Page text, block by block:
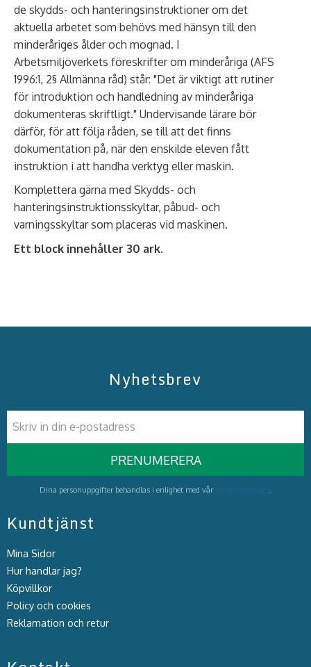
de skydds- och hanteringsinstruktioner om det
aktuella arbetet som behövs med hänsyn till den
minderåriges ålder och mognad. I
Arbetsmiljöverkets föreskrifter om minderåriga (AFS
1996:1, 2§ Allmänna råd) står: "Det är viktigt att rutiner
för introduktion och handledning av minderåriga
dokumenteras skriftligt." Undervisande lärare bör
därför, för att följa råden, se till att det finns
dokumentation på, när den enskilde eleven fått
instruktion i att handha verktyg eller maskin.
Komplettera gärna med Skydds- och
hanteringsinstruktionsskyltar, påbud- och
varningsskyltar som placeras vid maskinen.
Ett block innehåller 30 ark.
Nyhetsbrev
PRENUMERERA
Dina personuppgifter behandlas i enlighet med vår integritetspolicy
Kundtjänst
Mina Sidor
Hur handlar jag?
Köpvillkor
Policy och cookies
Reklamation och retur